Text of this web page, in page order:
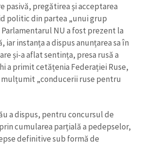
pasivă, pregătirea și acceptarea
politic din partea „unui grup
NU a fost prezent la
iar instanța a dispus anunțarea sa în
și-a aflat sentința, presa rusă a
a primit cetățenia Federației Ruse,
„conducerii ruse pentru
a dispus, pentru concursul de
cumularea parțială a pedepselor,
definitive sub formă de